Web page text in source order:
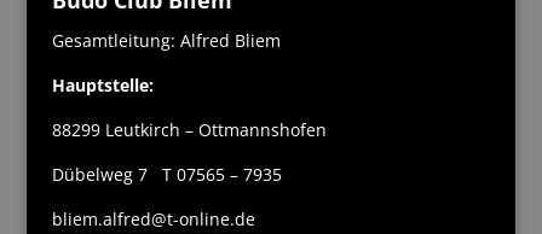
Gesamtleitung: Alfred Bliem
Hauptstelle:
88299 Leutkirch – Ottmannshofen
Dübelweg 7 T 07565 – 7935
bliem.alfred@t-online.de